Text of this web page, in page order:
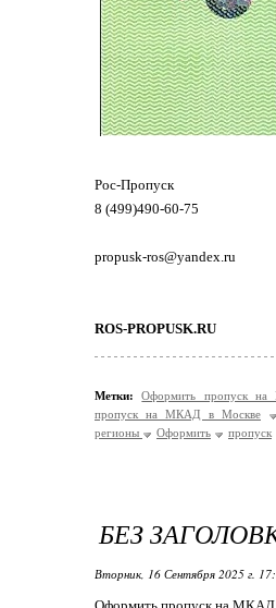
Рос-Пропуск
8 (499)490-60-75
propusk-ros@yandex.ru
ROS-PROPUSK.RU
Метки:
Оформить пропуск
пропуск на МКАД в Москве
регионы
Оформить пропуск
БЕЗ
Вторник, 16 Сентября 2025 г.